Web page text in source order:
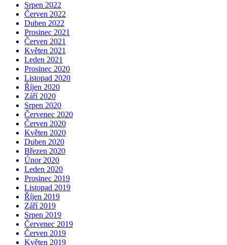
Srpen 2022
Červen 2022
Duben 2022
Prosinec 2021
Červen 2021
Květen 2021
Leden 2021
Prosinec 2020
Listopad 2020
Říjen 2020
Září 2020
Srpen 2020
Červenec 2020
Červen 2020
Květen 2020
Duben 2020
Březen 2020
Únor 2020
Leden 2020
Prosinec 2019
Listopad 2019
Říjen 2019
Září 2019
Srpen 2019
Červenec 2019
Červen 2019
Květen 2019